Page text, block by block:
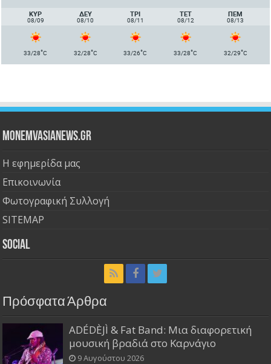
ΚΥΡ
08/09
ΔΕΥ
08/10
ΤΡΙ
08/11
ΤΕΤ
08/12
ΠΈΜ
08/13
33/28°C 32/28°C 33/26°C 33/28°C 32/29°C
Monemvasianews.gr
Η εφημερίδα μας
Επικοινωνία
Φωτογραφική Συλλογή
SITEMAP
Social
Πρόσφατα Άρθρα
ADÉDÈJÌ & Fat Band: Μια διαφορετική
μουσική βραδιά στο Καρνάγιο
9 Αυγούστου 2026